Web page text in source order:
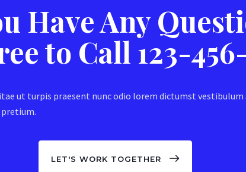
Have Any
to Call 123-
ut turpis praesent nunc odio lorem dictumst vestibulum
LET'S WORK TOGETHER